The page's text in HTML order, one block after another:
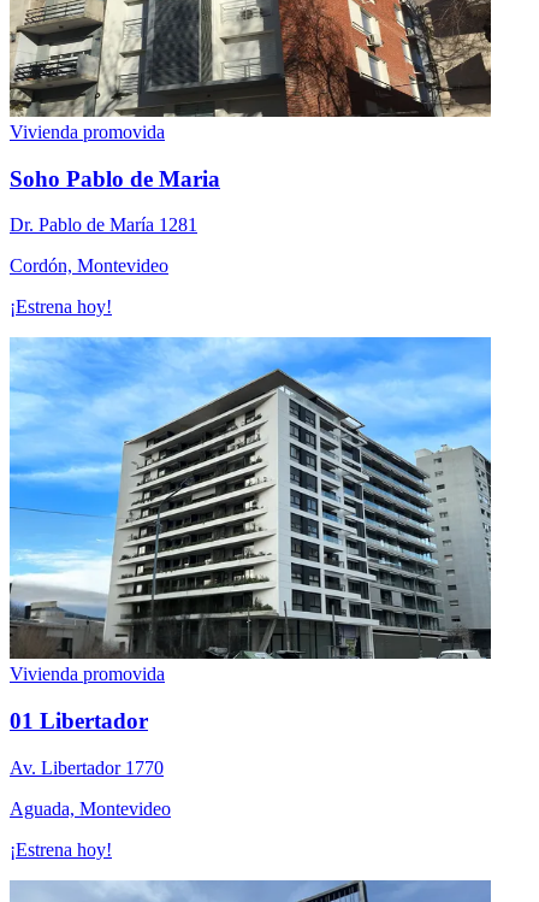
Vivienda promovida
Soho Pablo de Maria
Dr. Pablo de Marí­a 1281
Cordón, Montevideo
¡Estrena hoy!
Vivienda promovida
01 Libertador
Av. Libertador 1770
Aguada, Montevideo
¡Estrena hoy!